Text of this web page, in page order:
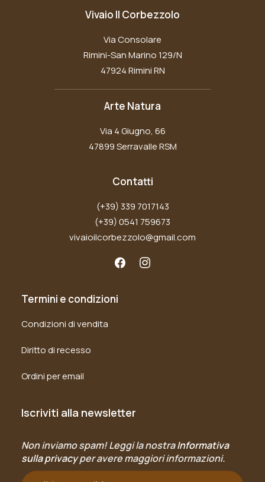
Vivaio Il Corbezzolo
Via Consolare
Rimini-San Marino 129/N
47924 Rimini RN
Arte Natura
Via 4 Giugno, 66
47899 Serravalle RSM
Contatti
(+39) 339 7017143
(+39) 0541 759673
vivaioilcorbezzolo@gmail.com
Termini e condizioni
Condizioni di vendita
Diritto di recesso
Ordini per email
Iscriviti alla newsletter
Non inviamo spam! Leggi la nostraInformativa
sulla privacyper avere maggiori informazioni.